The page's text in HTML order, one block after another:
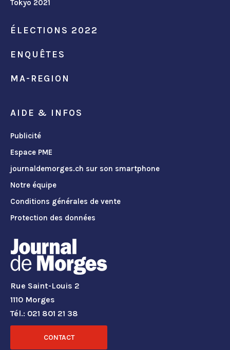
Tokyo 2021
ÉLECTIONS 2022
ENQUÊTES
MA-REGION
AIDE & INFOS
Publicité
Espace PME
journaldemorges.ch sur son smartphone
Notre équipe
Conditions générales de vente
Protection des données
Rue Saint-Louis 2
1110 Morges
Tél.: 021 801 21 38
CONTACT